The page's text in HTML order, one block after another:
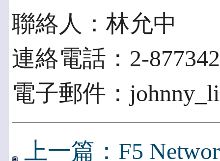
聯絡人：林允中
連絡電話：2-
電子郵件：
上一篇：F5